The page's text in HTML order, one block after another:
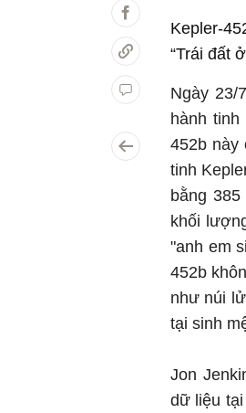
Kepler-
“Trái đất
Ngày 23/
hành
452b này
tinh
bằng
khối
"anh em
452b
như núi
tại sinh
Jon
dữ liệu tại